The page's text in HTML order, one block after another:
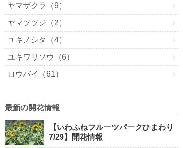
ヤマザクラ（9）
ヤマツツジ（2）
ユキノシタ（4）
ユキワリソウ（6）
ロウバイ（61）
最新の開花情報
【いわふねフルーツパークひまわり
7/29】開花情報